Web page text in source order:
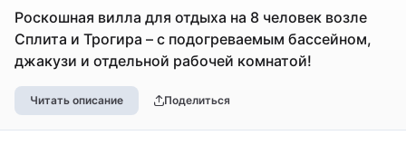
Роскошная вилла для отдыха на 8 человек возле
Сплита и Трогира – с подогреваемым бассейном,
джакузи и отдельной рабочей комнатой!
Читать описание Поделиться